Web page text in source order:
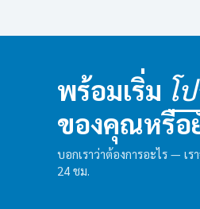
พร้อมเริ่ม โ
ของคุณหรือ
บอกเราว่าต้องการอะไร — เ
24 ชม.